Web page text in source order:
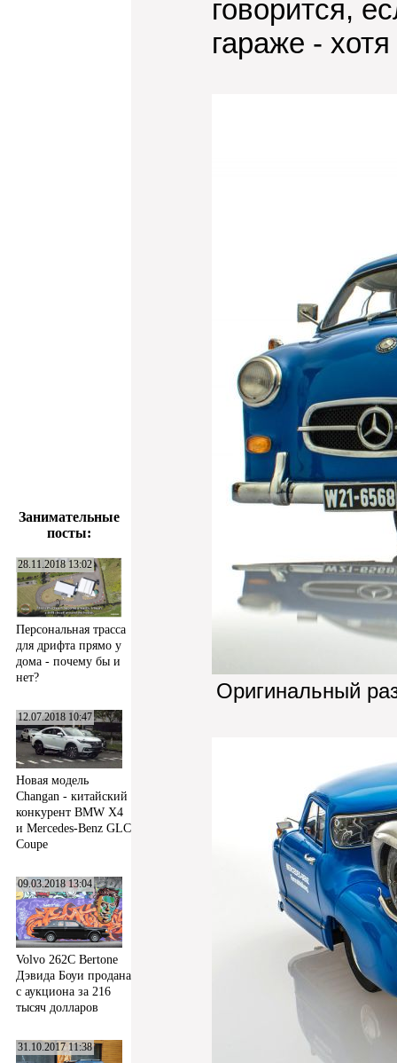
Занимательные
посты:
28.11.2018 13:02
Персональная трасса
для дрифта прямо у
дома - почему бы и
нет?
12.07.2018 10:47
Новая модель
Changan - китайский
конкурент BMW X4
и Mercedes-Benz GLC
Coupe
09.03.2018 13:04
Volvo 262C Bertone
Дэвида Боуи продана
с аукциона за 216
тысяч долларов
31.10.2017 11:38
говорится,
гараже -
Оригинальный